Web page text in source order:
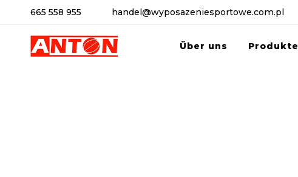
665 558 955 handel@wyposazeniesportowe.com.pl
Über uns Produkte